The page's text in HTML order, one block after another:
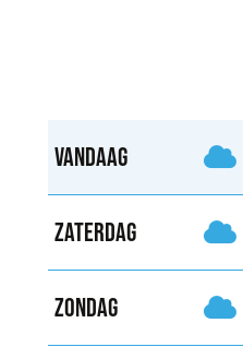
11:00
18°C
12:00
19°C
VANDAAG
ZATERDAG
ZONDAG